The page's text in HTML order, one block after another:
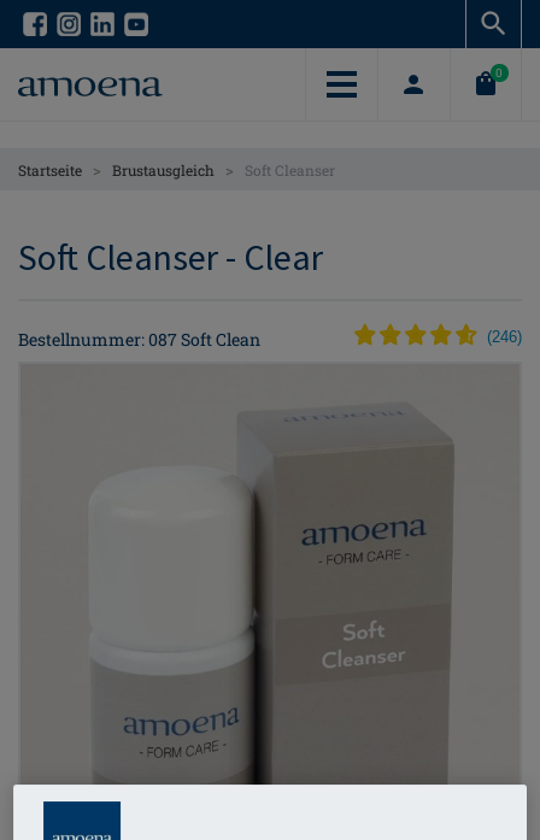
Skip
content
Skip
content
0
Startseite > Brustausgleich > Soft Cleanser
Soft Cleanser - Clear
Bestellnummer: 087 Soft Clean (246)